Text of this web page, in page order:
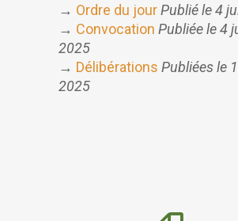
→ Ordre du jourPublié le 4
→ Convocation Publiée le 4
2025
→ Délibérations Publiées le
2025